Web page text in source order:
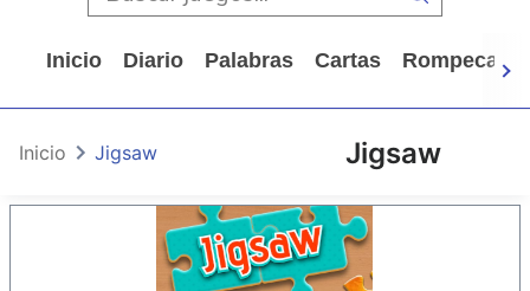
Inicio Diario Palabras Cartas
Jigsaw
Inicio Jigsaw